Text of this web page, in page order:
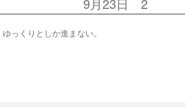
ゆっくりとしか進まない。